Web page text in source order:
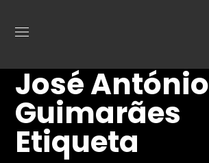
José António
Guimarães
Etiqueta